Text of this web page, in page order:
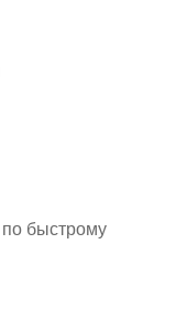
по быстрому